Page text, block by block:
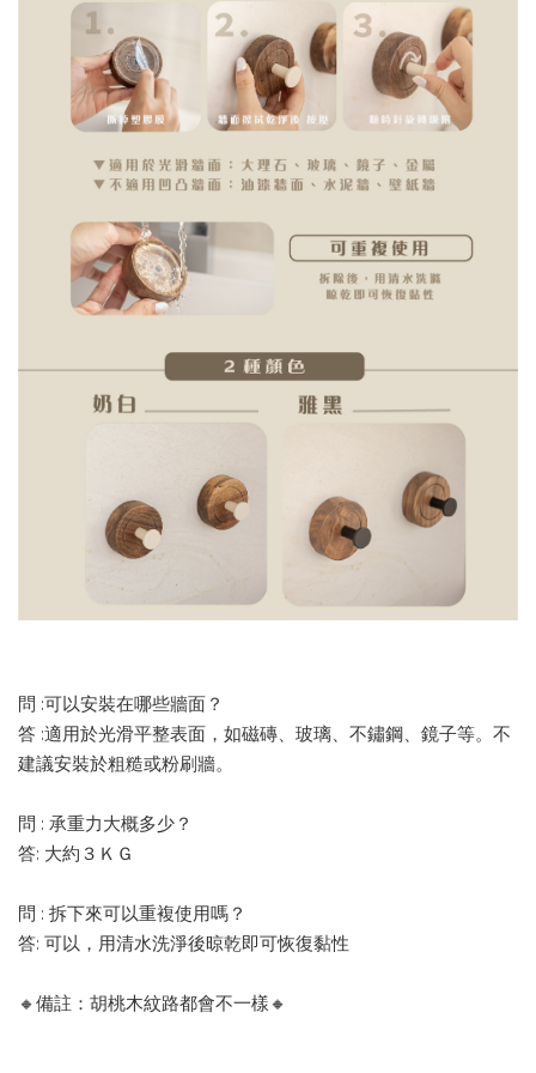
問 :可以安裝在哪些牆面？
答 :適用於光滑平整表面，如磁磚、玻璃、不鏽鋼、鏡子等。不
建議安裝於粗糙或粉刷牆。
問 : 承重力大概多少？
答: 大約３ＫＧ
問 : 拆下來可以重複使用嗎？
答: 可以，用清水洗淨後晾乾即可恢復黏性
🔸備註：胡桃木紋路都會不一樣🔸